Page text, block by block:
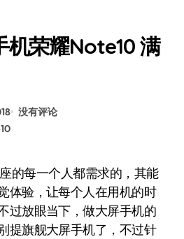
机荣耀Note10 满
没有评论
体验，让每个人在用机的时
过放眼当下，做大屏手机的
提旗舰大屏手机了，不过针